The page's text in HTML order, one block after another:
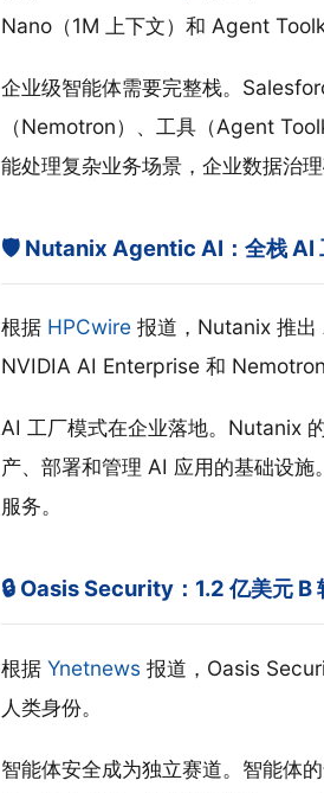
Nano（1M 上下文）和 Agent
企业级智能体需要完整栈。
（Nemotron）、工具（Agent
能处理复杂业务场景，企业数据治理
🛡️ Nutanix Agentic AI：全栈 AI
根据 HPCwire 报道，Nutanix 推出
NVIDIA AI Enterprise 和
AI 工厂模式在企业落地。Nutanix
产、部署和管理 AI 应用的基础设
服务。
🔒 Oasis Security：1.2 亿美元 B
根据 Ynetnews 报道，Oasis
人类身份。
智能体安全成为独立赛道。智能体